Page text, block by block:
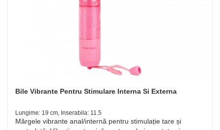
Bile Vibrante Pentru Stimulare Interna Si Externa
Lungime: 19 cm, Inserabila: 11.5
Mărgele vibrante anal/internă pentru stimulație tare și